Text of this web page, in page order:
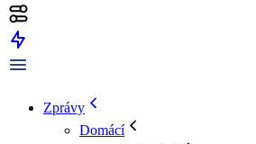
Zprávy
Domácí